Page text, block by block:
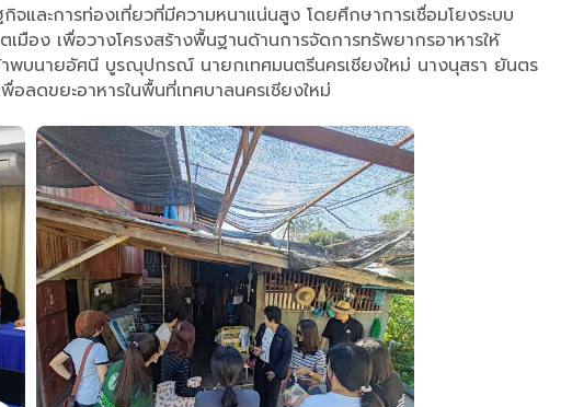
และการท่องเที่ยวที่มีความหนาแน่นสูง โดยศึกษาการเชื่อมโยงระบบ
มือง เพื่อวางโครงสร้างพื้นฐานด้านการจัดการทรัพยากรอาหารให้
พบนายอัศนี บูรณุปกรณ์ นายกเทศมนตรีนครเชียงใหม่ นางนุสรา ยันตร
ลดขยะอาหารในพื้นที่เทศบาลนครเชียงใหม่